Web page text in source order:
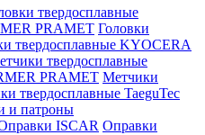
твердосплавные
PRAMET Головки
твердосплавные KYOCERA
твердосплавные
PRAMET Метчики
твердосплавные TaeguTec
и патроны
ISCAR Оправки